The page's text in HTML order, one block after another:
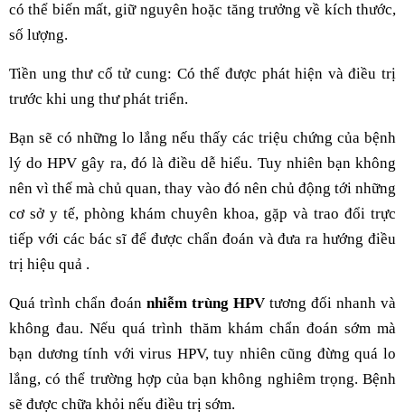
có thể biến mất, giữ nguyên hoặc tăng trưởng về kích thước,
số lượng.
Tiền ung thư cổ tử cung: Có thể được phát hiện và điều trị
trước khi ung thư phát triển.
Bạn sẽ có những lo lắng nếu thấy các triệu chứng của bệnh
lý do HPV gây ra, đó là điều dễ hiểu. Tuy nhiên bạn không
nên vì thế mà chủ quan, thay vào đó nên chủ động tới những
cơ sở y tế, phòng khám chuyên khoa, gặp và trao đổi trực
tiếp với các bác sĩ để được chẩn đoán và đưa ra hướng điều
trị hiệu quả .
Quá trình chẩn đoán nhiễm trùng HPV tương đối nhanh và
không đau. Nếu quá trình thăm khám chẩn đoán sớm mà
bạn dương tính với virus HPV, tuy nhiên cũng đừng quá lo
lắng, có thể trường hợp của bạn không nghiêm trọng. Bệnh
sẽ được chữa khỏi nếu điều trị sớm.